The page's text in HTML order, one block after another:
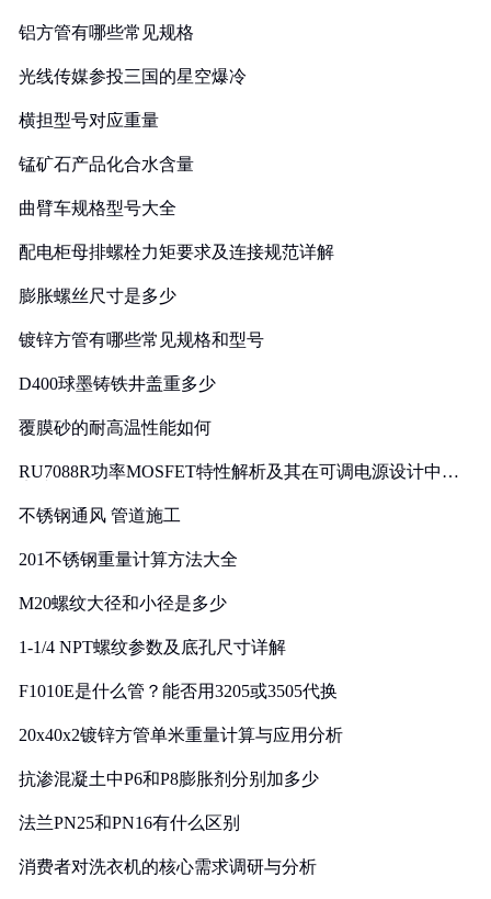
铝方管有哪些常见规格
光线传媒参投三国的星空爆冷
横担型号对应重量
锰矿石产品化合水含量
曲臂车规格型号大全
配电柜母排螺栓力矩要求及连接规范详解
膨胀螺丝尺寸是多少
镀锌方管有哪些常见规格和型号
D400球墨铸铁井盖重多少
覆膜砂的耐高温性能如何
RU7088R功率MOSFET特性解析及其在可调电源设计中的
不锈钢通风 管道施工
201不锈钢重量计算方法大全
M20螺纹大径和小径是多少
1-1/4 NPT螺纹参数及底孔尺寸详解
F1010E是什么管？能否用3205或3505代换
20x40x2镀锌方管单米重量计算与应用分析
抗渗混凝土中P6和P8膨胀剂分别加多少
法兰PN25和PN16有什么区别
消费者对洗衣机的核心需求调研与分析